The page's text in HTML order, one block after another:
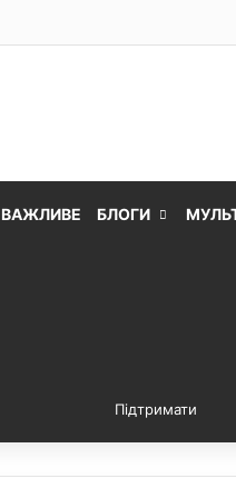
ВАЖЛИВЕ БЛОГИ
Підтримати